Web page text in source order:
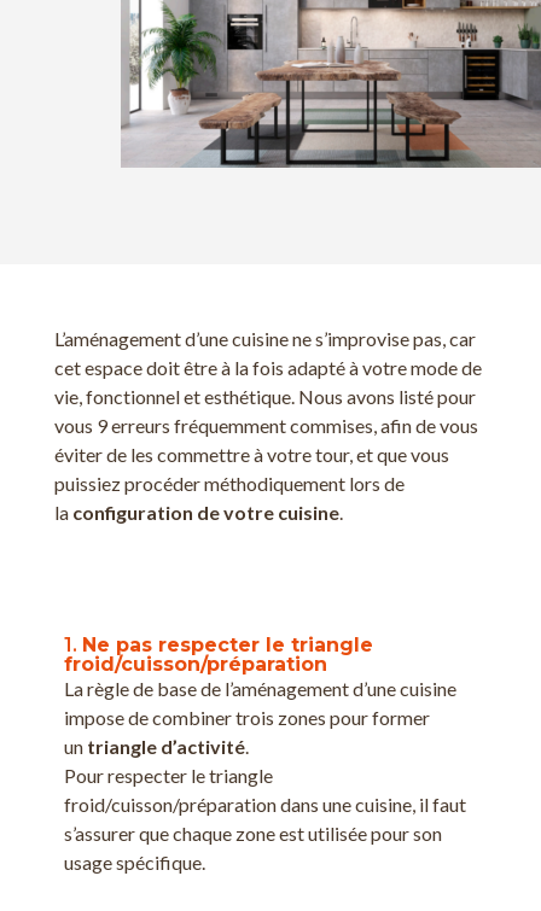
L’aménagement d’une cuisine ne s’improvise pas, car
cet espace doit être à la fois adapté à votre mode de
vie, fonctionnel et esthétique. Nous avons listé pour
vous 9 erreurs fréquemment commises, afin de vous
éviter de les commettre à votre tour, et que vous
puissiez procéder méthodiquement lors de
la configuration de votre cuisine.
1. Ne pas respecter le triangle
froid/cuisson/préparation
La règle de base de l’aménagement d’une cuisine
impose de combiner trois zones pour former
un triangle d’activité.
Pour respecter le triangle
froid/cuisson/préparation dans une cuisine, il faut
s’assurer que chaque zone est utilisée pour son
usage spécifique.